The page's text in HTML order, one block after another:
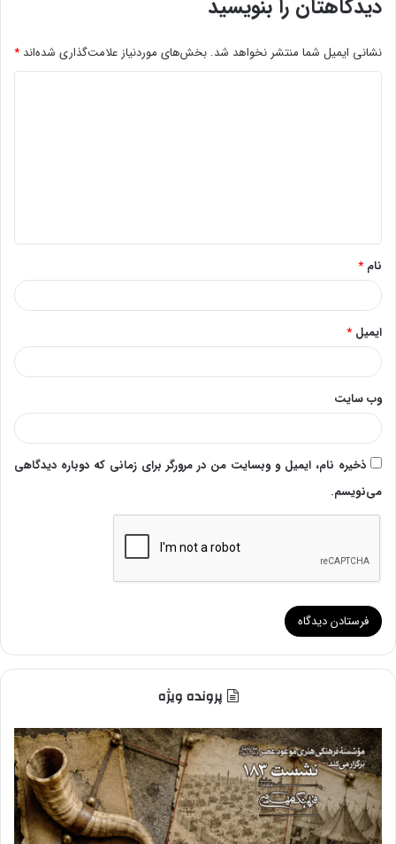
دیدگاهتان را بنویسید
نشانی ایمیل شما منتشر نخواهد شد. بخش‌های موردنیاز علامت‌گذاری شده‌اند *
*
نام *
ایمیل *
وب‌ سایت
ذخیره نام، ایمیل و وبسایت من در مرورگر برای زمانی که دوباره دیدگاهی
می‌نویسم.
پرونده ویژه